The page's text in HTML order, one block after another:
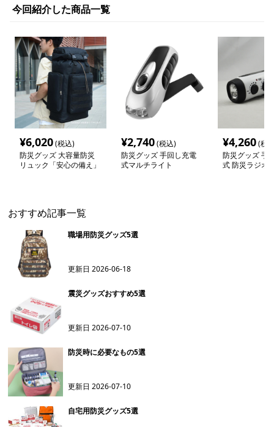
今回紹介した商品一覧
¥6,020(税込)
防災グッズ 大容量防災
リュック「安心の備え」
¥2,740(税込)
防災グッズ 手回し充電
式マルチライト
¥4,260(税
防災グッズ 手
式 防災ラジオ
おすすめ記事一覧
職場用防災グッズ5選
更新日2026-06-18
震災グッズおすすめ5選
更新日2026-07-10
防災時に必要なもの5選
更新日2026-07-10
自宅用防災グッズ5選